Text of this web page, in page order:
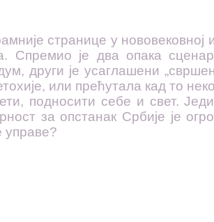
странице у
Спремио је два опака
други је усаглашени
или прећутала кад то
подносити себе и свет.
за опстанак Србије је
управе?